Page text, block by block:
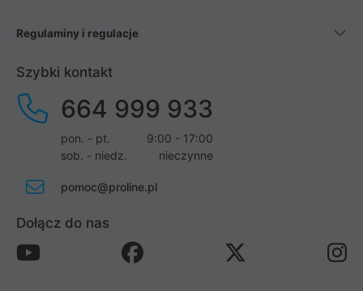
Regulaminy i regulacje
Szybki kontakt
664 999 933
pon. - pt.
9:00 - 17:00
sob. - niedz.
nieczynne
pomoc@proline.pl
Dołącz do nas